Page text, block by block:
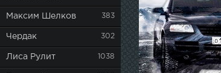
Максим Шелков 383
Чердак 302
Лиса Рулит 1038